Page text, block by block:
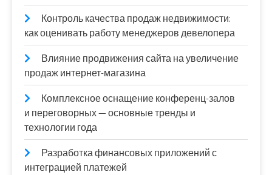
Контроль качества продаж недвижимости:
как оценивать работу менеджеров девелопера
Влияние продвижения сайта на увеличение
продаж интернет-магазина
Комплексное оснащение конференц-залов
и переговорных — основные тренды и
технологии года
Разработка финансовых приложений с
интеграцией платежей